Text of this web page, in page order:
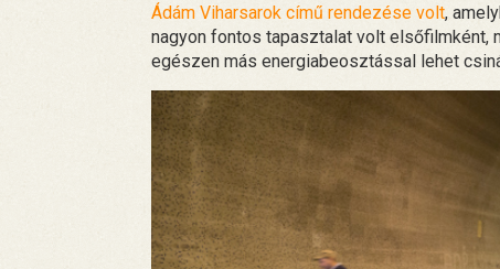
Ádám Viharsarok című rendezése volt,
nagyon fontos tapasztalat volt elsőfilmként,
egészen más energiabeosztással lehet